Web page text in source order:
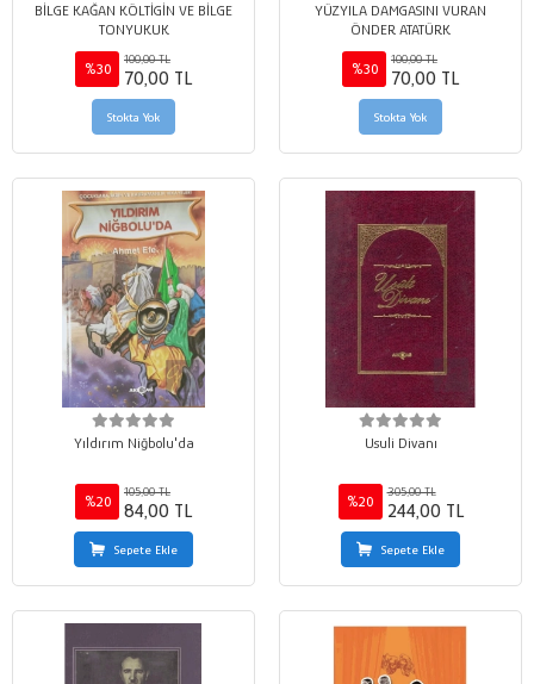
BİLGE KAĞAN KÖLTİGİN VE BİLGE
TONYUKUK
%30
100,00 TL
70,00 TL
Stokta Yok
YÜZYILA DAMGASINI VURAN
ÖNDER ATATÜRK
%30
100,00 TL
70,00 TL
Stokta Yok
Yıldırım Niğbolu'da
%20
105,00 TL
84,00 TL
Sepete Ekle
Usuli Divanı
%20
305,00 TL
244,00 TL
Sepete Ekle